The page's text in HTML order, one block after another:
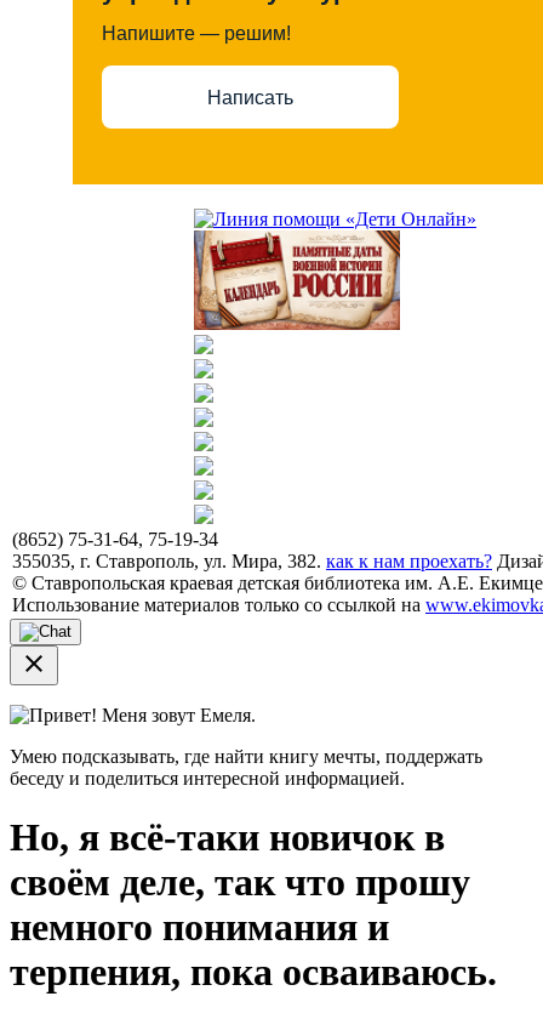
Напишите — решим!
Написать
(8652) 75-31-64, 75-19-34
355035, г. Ставрополь, ул. Мира, 382. как к нам проехать?
© Ставропольская краевая детская библиотека им. А.Е.
Использование материалов только со ссылкой на
close
Привет! Меня зовут Емеля.
Умею подсказывать, где найти книгу мечты, поддержать
беседу и поделиться интересной информацией.
Но, я всё-таки новичок в
своём деле, так что прошу
немного понимания и
терпения, пока осваиваюсь.